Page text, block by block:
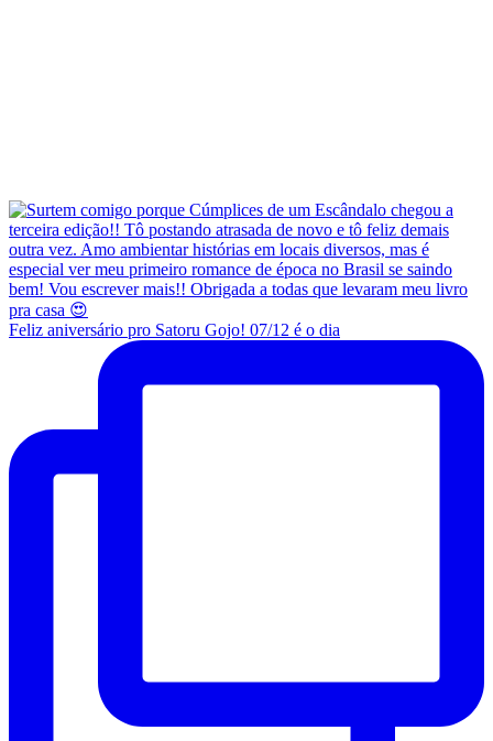
Feliz aniversário pro Satoru Gojo! 07/12 é o dia